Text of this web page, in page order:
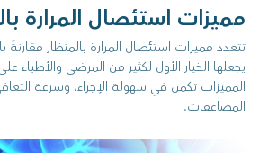
مميزات استئصال المرارة
تتعدد مميزات استئصال المرارة بالمنظار مقارنةً
يجعلها الخيار الأول لكثير من المرضى والأطباء
المميزات تكمن في سهولة الإجراء، وسرعة
المضاعفات.